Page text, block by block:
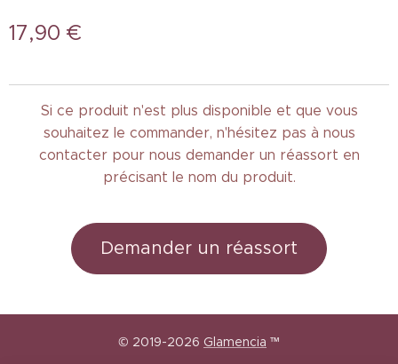
17,90 €
Si ce produit n'est plus disponible et que vous
souhaitez le commander, n'hésitez pas à nous
contacter pour nous demander un réassort en
précisant le nom du produit.
Demander un réassort
© 2019-2026 Glamencia ™